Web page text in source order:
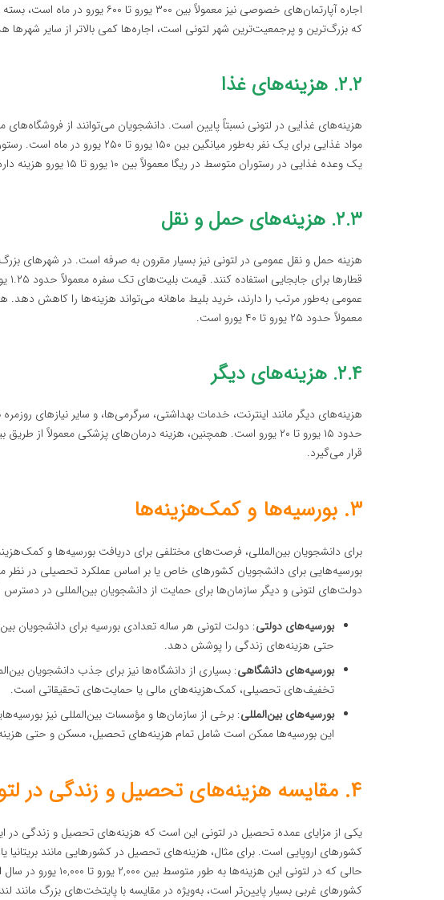
اجاره آپارتمان‌های خصوصی نیز معمولاً
که بزرگ‌ترین و پرجمعیت‌ترین شهر لتونی است، اجاره‌ها کمی بالاتر از سایر شهرها
۲.۲. هزینه‌های غذا
هزینه‌های غذایی در لتونی نسبتاً پایین است. دانشجویان می‌توانند از
مواد غذایی برای یک نفر به‌طور میانگین
یک وعده غذایی در رستوران متوسط در ریگا معمولاً بین ۱۰ یورو تا ۱۵ یورو هزینه دارد.
۲.۳. هزینه‌های حمل و نقل
هزینه حمل و نقل عمومی در لتونی نیز بسیار مقرون به صرفه است. در شهرهای بزرگ
عمومی به‌طور مرتب را دارند، خرید بلیط ماهانه می‌تواند هزینه‌ها را کاهش دهد.
معمولاً حدود ۲۵ یورو تا ۴۰ یورو است.
۲.۴. هزینه‌های دیگر
هزینه‌های دیگر مانند اینترنت، خدمات بهداشتی، سرگرمی‌ها، و سایر نیازهای روزمره
حدود ۱۵ یورو تا ۲۰ یورو است. همچنین، هزینه درمان‌های پزشکی
قرار می‌گیرد.
۳. بورسیه‌ها و کمک‌هزینه‌ها
برای دانشجویان بین‌المللی، فرصت‌های مختلفی برای دریافت بورسیه‌ها و
بورسیه‌هایی برای دانشجویان کشورهای خاص یا بر اساس عملکرد تحصیلی در نظر
دولت‌های لتونی و دیگر سازمان‌ها برای حمایت از دانشجویان بین‌المللی در
بورسیه‌های دولتی: دولت لتونی هر ساله تعدادی بورسیه برای دانشجویان
حتی هزینه‌های زندگی را پوشش دهد.
بورسیه‌های دانشگاهی: بسیاری از دانشگاه‌ها نیز برای جذب دانشجویان
تخفیف‌های تحصیلی، کمک‌هزینه‌های مالی یا حمایت‌های تحقیقاتی است.
بورسیه‌های بین‌المللی: برخی از سازمان‌ها و مؤسسات بین‌المللی نیز
این بورسیه‌ها ممکن است شامل تمام هزینه‌های تحصیل، مسکن و حتی
۴. مقایسه هزینه‌های تحصیل و زندگی در لتونی با سایر کشورها
یکی از مزایای عمده تحصیل در لتونی این است که هزینه‌های تحصیل و زندگی در
حالی که در لتونی این
کشورهای غربی بسیار پایین‌تر است، به‌ویژه در مقایسه با پایتخت‌های بزرگ مانند